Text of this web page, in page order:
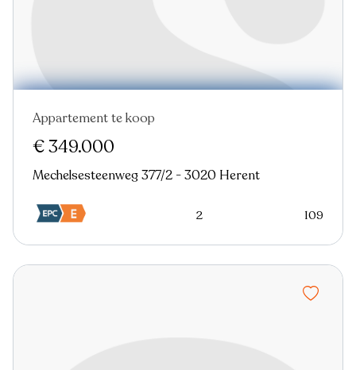
Nieuw
Appartement te koop
€ 349.000
Mechelsesteenweg 377/2 - 3020 Herent
2 109